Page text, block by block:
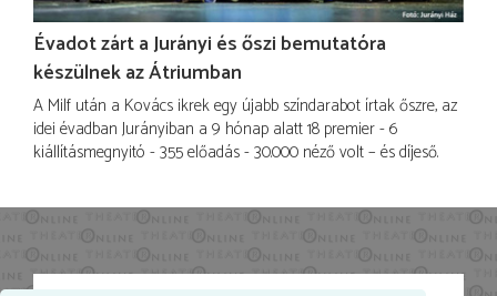
Évadot zárt a Jurányi és őszi bemutatóra
készülnek az Átriumban
A Milf után a Kovács ikrek egy újabb színdarabot írtak őszre, az
idei évadban Jurányiban a 9 hónap alatt 18 premier - 6
kiállításmegnyitó - 355 előadás - 30.000 néző volt – és díjeső.